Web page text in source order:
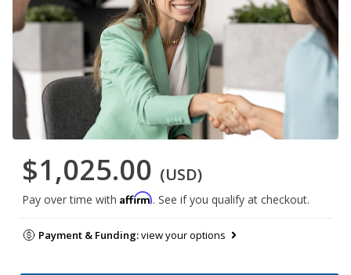
$1,025.00 (USD)
Pay over time with Affirm. See if you qualify at checkout.
Payment & Funding:view your options